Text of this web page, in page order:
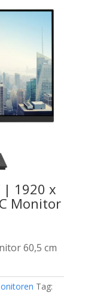
| 1920 x
Monitor
60,5 cm
Tag: